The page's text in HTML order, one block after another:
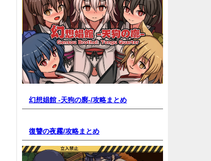
幻想娼館 -天狗の廓-/攻略まとめ
復讐の夜霧/攻略まとめ